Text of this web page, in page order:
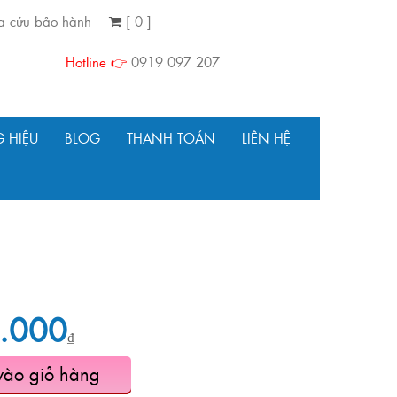
cứu bảo hành
[ 0 ]
Hotline 👉 0919 097 207
HIỆU BLOG THANH TOÁN LIÊN HỆ
₫
giỏ hàng